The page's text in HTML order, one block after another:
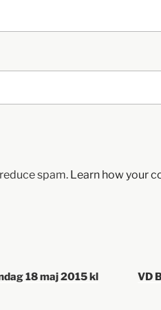
spam. Learn how your
18 maj 2015 kl
VD